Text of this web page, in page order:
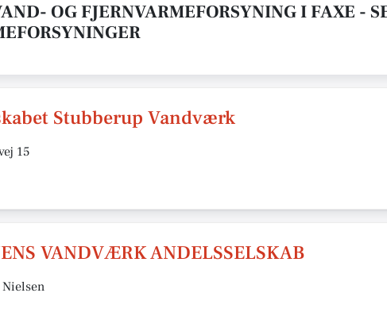
OG FJERNVARMEFORSYNING I FAXE -
Stubberup Vandværk
15
VANDVÆRK ANDELSSELSKAB
Nielsen